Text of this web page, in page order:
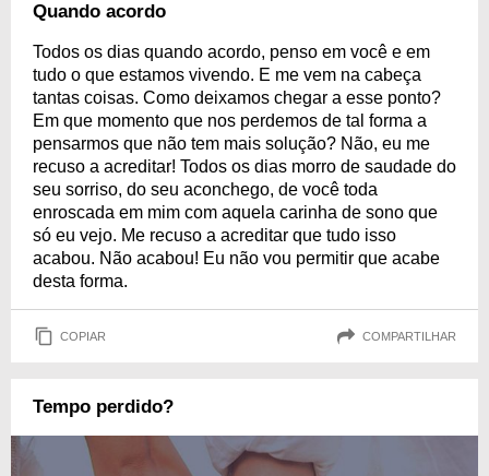
Quando acordo
Todos os dias quando acordo, penso em você e em
tudo o que estamos vivendo. E me vem na cabeça
tantas coisas. Como deixamos chegar a esse ponto?
Em que momento que nos perdemos de tal forma a
pensarmos que não tem mais solução? Não, eu me
recuso a acreditar! Todos os dias morro de saudade do
seu sorriso, do seu aconchego, de você toda
enroscada em mim com aquela carinha de sono que
só eu vejo. Me recuso a acreditar que tudo isso
acabou. Não acabou! Eu não vou permitir que acabe
desta forma.
COPIAR COMPARTILHAR
Tempo perdido?